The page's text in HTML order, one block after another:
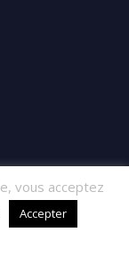
vous acceptez
Accepter